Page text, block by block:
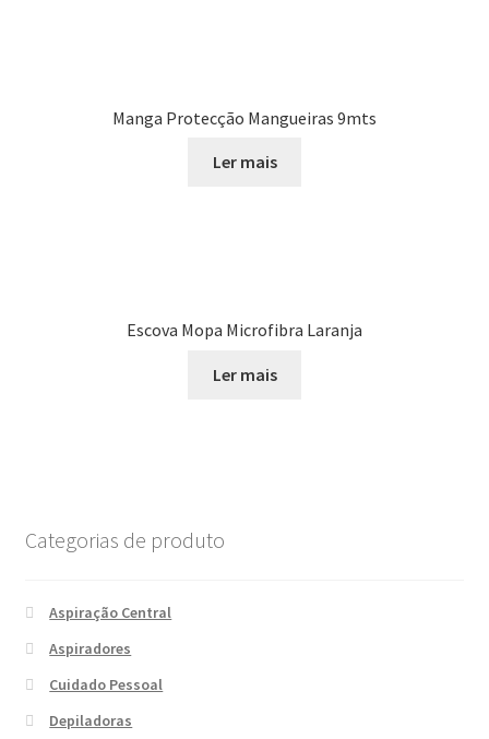
Manga Protecção Mangueiras 9mts
Ler mais
Escova Mopa Microfibra Laranja
Ler mais
Categorias de produto
Aspiração Central
Aspiradores
Cuidado Pessoal
Depiladoras